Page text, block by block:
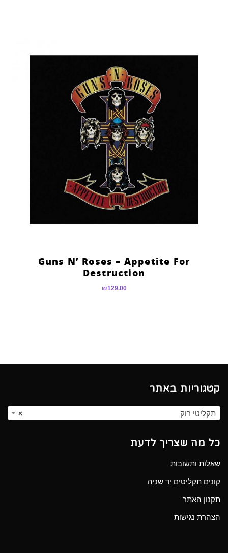
Guns N’ Roses – Appetite For
Destruction
₪129.00
קטגוריות באתר
× תקליטי רוק
כל מה שצריך לדעת
שאלות ותשובות
קונים תקליטים יד שניה
תקנון האתר
הצהרת נגישות